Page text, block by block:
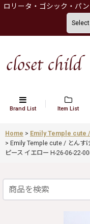
ロリータ・ゴシック・パ
Brand List Item List
Home > Emily Temple cute
> Emily Temple cute / とんす
ピース イエロー H-26-06-22-